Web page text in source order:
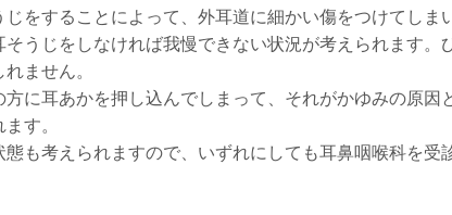
じをすることによって、外耳道に細かい傷をつけてしま
そうじをしなければ我慢できない状況が考えられます。
ません。
方に耳あかを押し込んでしまって、それがかゆみの原因
す。
態も考えられますので、いずれにしても耳鼻咽喉科を受